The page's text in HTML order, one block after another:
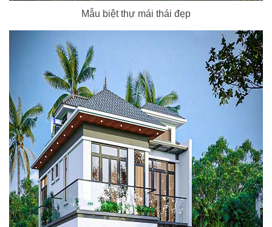
Mẫu biệt thự mái thái đẹp